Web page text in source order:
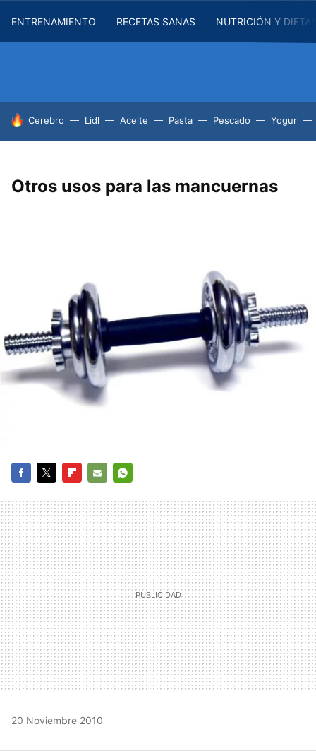
ENTRENAMIENTO RECETAS SANAS NUTRICIÓN Y
HOY SE HABLA DE
Cerebro Lidl Aceite Pasta Pescado Yogur
Otros usos para las mancuernas
MAIL
20 Noviembre 2010